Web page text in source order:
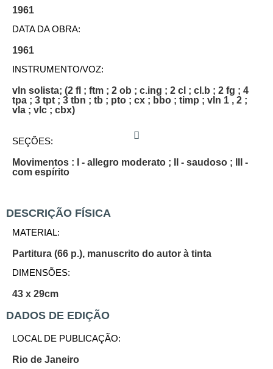
1961
DATA DA OBRA:
1961
INSTRUMENTO/VOZ:
vln solista; (2 fl ; ftm ; 2 ob ; c.ing ; 2 cl ; cl.b ; 2 fg ; 4
tpa ; 3 tpt ; 3 tbn ; tb ; pto ; cx ; bbo ; timp ; vln 1 , 2 ;
vla ; vlc ; cbx)
SEÇÕES:
Movimentos : I - allegro moderato ; II - saudoso ; III -
com espírito
DESCRIÇÃO FÍSICA
MATERIAL:
Partitura (66 p.), manuscrito do autor à tinta
DIMENSÕES:
43 x 29cm
DADOS DE EDIÇÃO
LOCAL DE PUBLICAÇÃO:
Rio de Janeiro